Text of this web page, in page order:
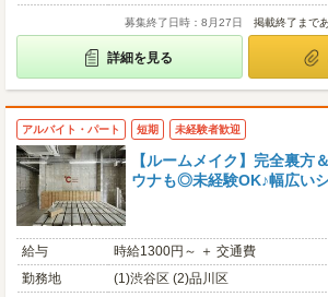
募集終了日時：8月27日 掲載終了まで
詳細を見る
アルバイト・パート 短期 未経験者歓迎
【ルームメイク】完全裏方
ウナも◎未経験OK♪幅広い
給与
時給1300円～ ＋ 交通費
勤務地
(1)渋谷区 (2)品川区